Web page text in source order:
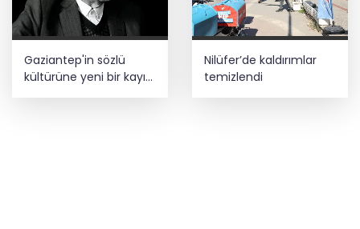
Gaziantep'in sözlü
kültürüne yeni bir kayıt
Nilüfer’de kaldırımlar
temizlendi